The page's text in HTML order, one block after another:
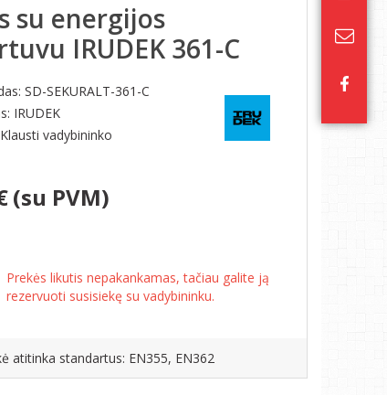
su energijos
IRUDEK 361-C
SD-SEKURALT-361-C
IRUDEK
vadybininko
(su PVM)
Prekės likutis nepakankamas, tačiau galite ją
rezervuoti susisiekę su vadybininku.
atitinka standartus: EN355, EN362